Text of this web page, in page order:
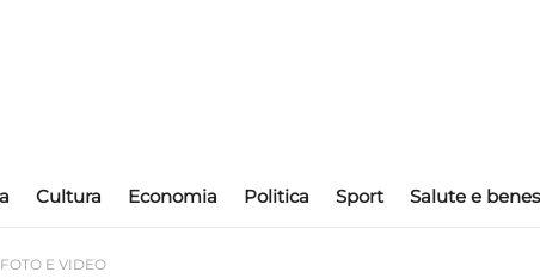
Cultura Economia Politica Sport Salute e
E VIDEO